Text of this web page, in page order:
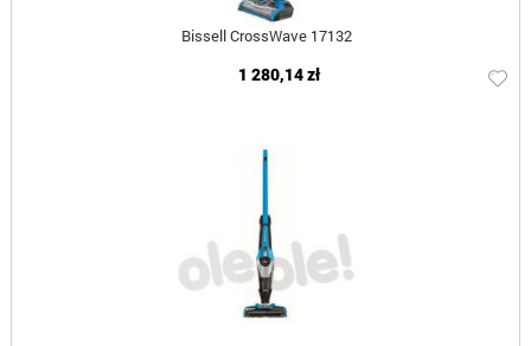
Bissell CrossWave 17132
1 280,14 zł